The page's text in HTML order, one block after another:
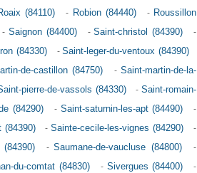
(84110) - Robion (84440) - Roussillon
- Saignon (84400) -Saint-christol (84390)
-
(84330) -Saint-leger-du-ventoux (84390)
de-castillon (84750) -Saint-martin-de-la-
pierre-de-vassols (84330) -Saint-romain-
(84290) - Saint-saturnin-les-apt (84490)
-
(84390) -Sainte-cecile-les-vignes (84290)
-
(84390) -Saumane-de-vaucluse (84800)
-
du-comtat (84830) - Sivergues (84400)
-